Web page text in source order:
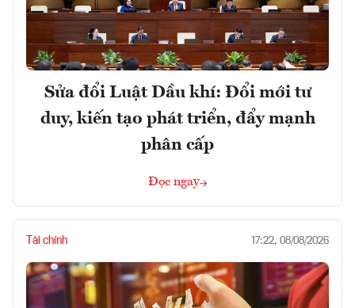
Sửa đổi Luật Dầu khí: Đổi mới tư
duy, kiến tạo phát triển, đẩy mạnh
phân cấp
Đọc ngay
Tài chính 17:22, 08/08/2026